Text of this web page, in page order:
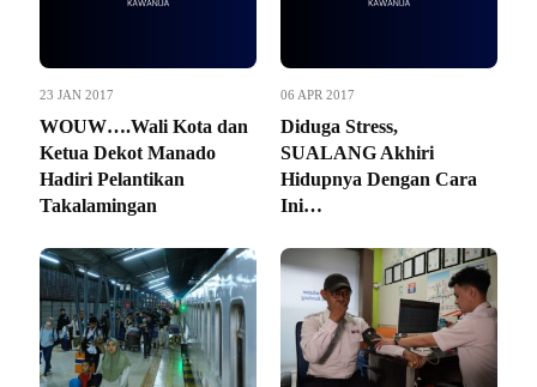
23 JAN 2017
WOUW….Wali Kota dan
Ketua Dekot Manado
Hadiri Pelantikan
Takalamingan
06 APR 2017
Diduga Stress,
SUALANG Akhiri
Hidupnya Dengan Cara
Ini…